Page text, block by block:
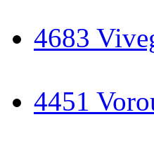
4683
4451